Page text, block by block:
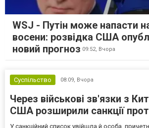
WSJ - Путін може напасти
восени: розвідка США
новий прогноз 09:52, Вчора
Суспільство 08:09, Вчора
Через військові зв'язки з
США розширили санкції
У санкційний список увійшла й особа,